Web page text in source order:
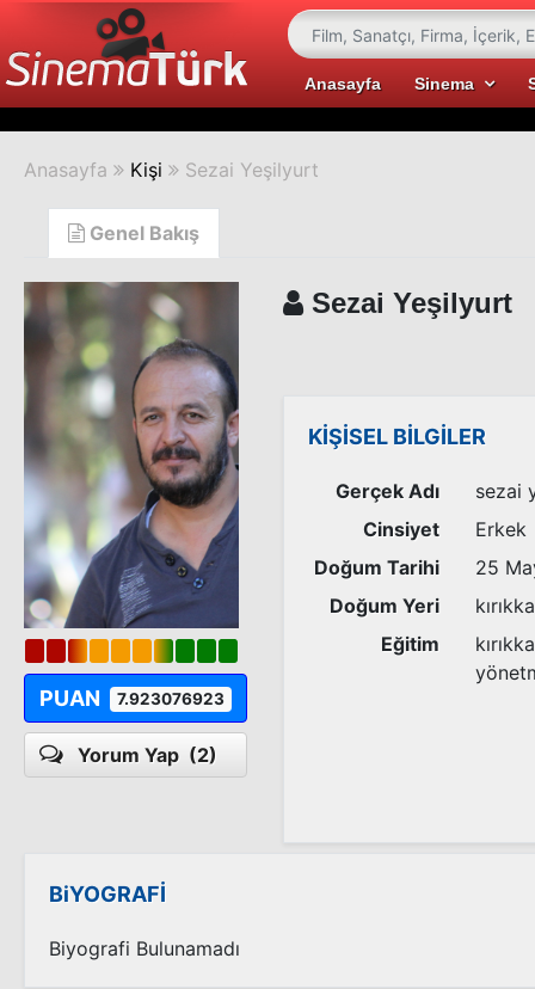
Anasayfa Sinema
Anasayfa Kişi Sezai Yeşilyurt
Genel Bakış
PUAN 7.923076923
Yorum Yap (2)
Sezai Yeşilyurt
KİŞİSEL BİLGİLER
Gerçek Adı
sezai
Cinsiyet
Erkek
Doğum Tarihi
25
Doğum Yeri
Eğitim
BiYOGRAFİ
Biyografi Bulunamadı